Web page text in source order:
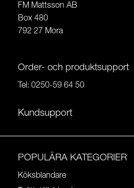
FM Mattsson AB
Box 480
792 27 Mora
Order- och produktsupport
Tel: 0250-59 64 50
Kundsupport
POPULÄRA KATEGORIER
Köksblandare